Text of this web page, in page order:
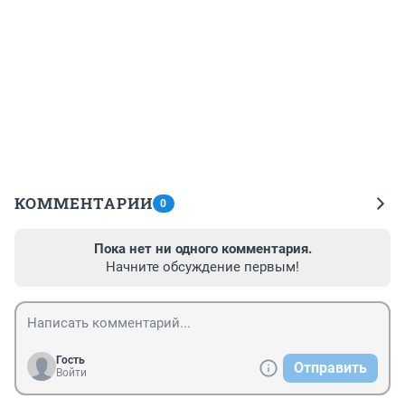
КОММЕНТАРИИ 0
Пока нет ни одного комментария.
Начните обсуждение первым!
Гость
Войти
Отправить